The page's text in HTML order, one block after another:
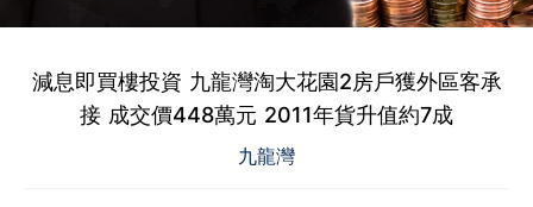
減息即買樓投資 九龍灣淘大花園2房戶獲外區客承
接 成交價448萬元 2011年貨升值約7成
九龍灣